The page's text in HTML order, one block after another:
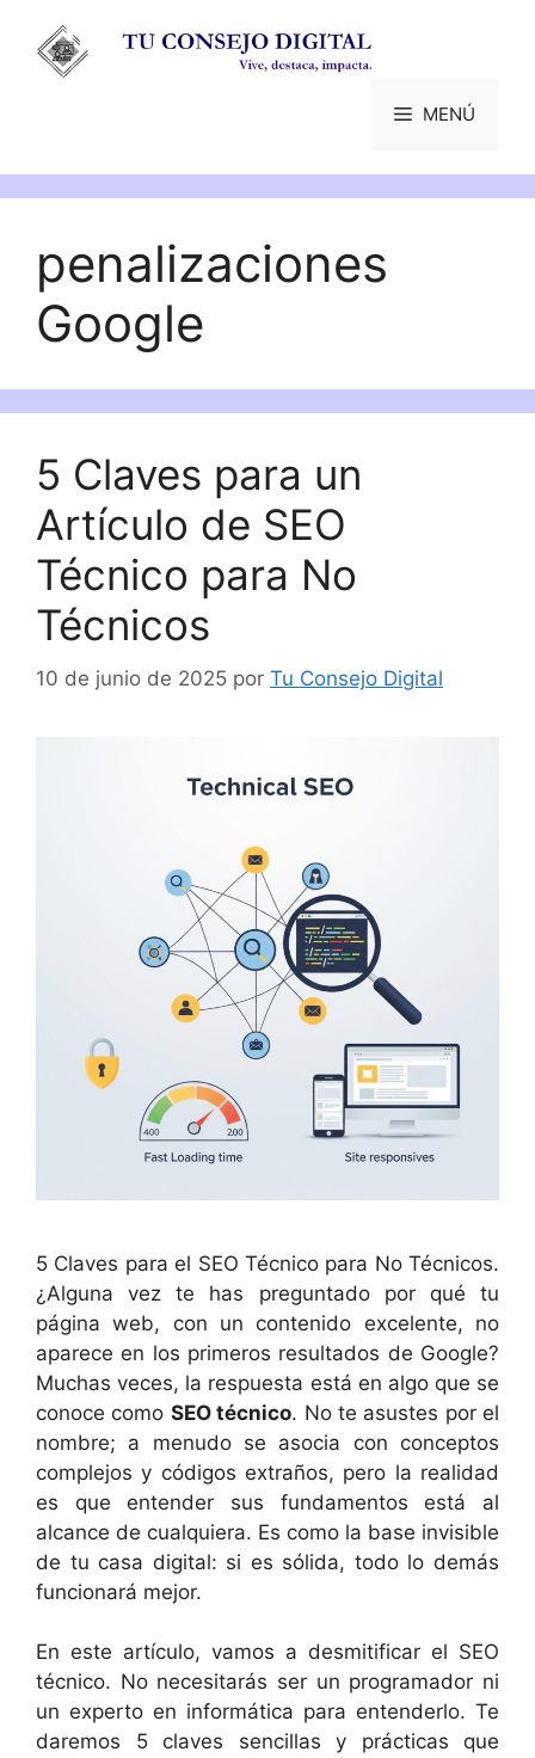
contenido
MENÚ
penalizaciones
Google
5 Claves para un
Artículo de SEO
Técnico para No
Técnicos
10 de junio de 2025 por Tu Consejo Digital
5 Claves para el SEO Técnico para No Técnicos.
¿Alguna vez te has preguntado por qué tu
página web, con un contenido excelente, no
aparece en los primeros resultados de Google?
Muchas veces, la respuesta está en algo que se
conoce como SEO técnico. No te asustes por el
nombre; a menudo se asocia con conceptos
complejos y códigos extraños, pero la realidad
es que entender sus fundamentos está al
alcance de cualquiera. Es como la base invisible
de tu casa digital: si es sólida, todo lo demás
funcionará mejor.
En este artículo, vamos a desmitificar el SEO
técnico. No necesitarás ser un programador ni
un experto en informática para entenderlo. Te
daremos 5 claves sencillas y prácticas que